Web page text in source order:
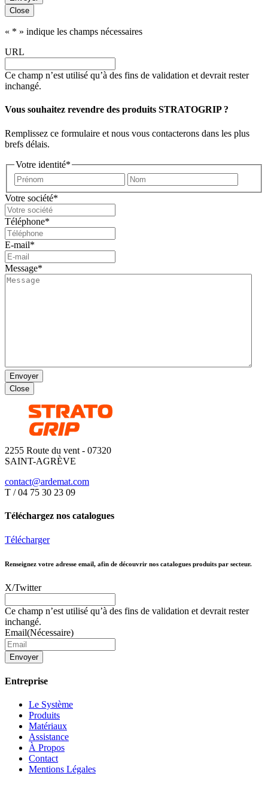
Close
« * » indique les champs nécessaires
URL
Ce champ n’est utilisé qu’à des fins de validation et devrait rester
inchangé.
Vous souhaitez revendre des produits STRATOGRIP ?
Remplissez ce formulaire et nous vous contacterons dans les plus
brefs délais.
Votre identité*
Prénom
Votre société*
Téléphone*
E-mail*
Message*
Close
2255 Route du vent - 07320
SAINT-AGRÈVE
contact@ardemat.com
T / 04 75 30 23 09
Téléchargez nos catalogues
Télécharger
Renseignez votre adresse email, afin de découvrir nos catalogues produits par secteur.
X/Twitter
Ce champ n’est utilisé qu’à des fins de validation et devrait rester
inchangé.
Email(Nécessaire)
Entreprise
Le Système
Produits
Matériaux
Assistance
À Propos
Contact
Mentions Légales